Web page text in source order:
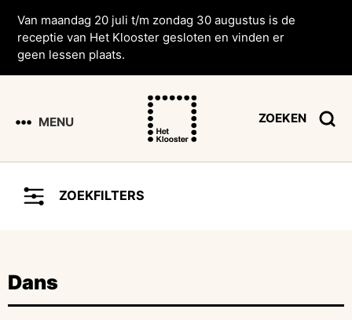
Van maandag 20 juli t/m zondag 30 augustus is de
receptie van Het Klooster gesloten en vinden er
geen lessen plaats.
MENU ZOEKEN
ZOEKFILTERS
Dans